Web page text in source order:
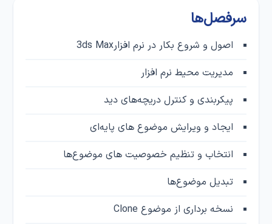
سرفصل‌ها
اصول و شروع بکار در نرم افزار3ds Max
مدیریت محیط نرم افزار
پیکربندی و کنترل دریچه‌های دید
ایجاد و ویرایش موضوع های پایه‌ای
انتخاب و تنظیم خصوصیت های موضوع‌ها
تبدیل موضوع‌ها
نسخه برداری از موضوع Clone